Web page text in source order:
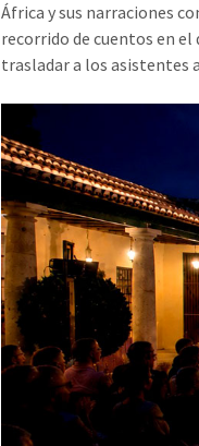
África y sus narraciones
recorrido de cuentos en el
trasladar a los asistentes